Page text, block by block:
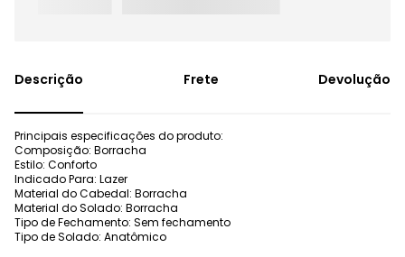
Frete Devolução
Principais especificações do produto:
Composição: Borracha
Estilo: Conforto
Indicado Para: Lazer
Material do Cabedal: Borracha
Material do Solado: Borracha
Tipo de Fechamento: Sem fechamento
Tipo de Solado: Anatômico